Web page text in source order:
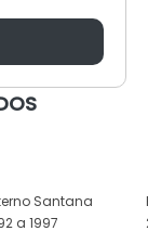
Santana
a 1997